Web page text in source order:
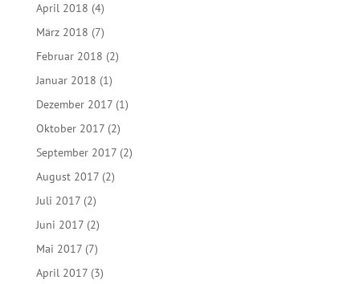
April 2018 (4)
März 2018 (7)
Februar 2018 (2)
Januar 2018 (1)
Dezember 2017(1)
Oktober 2017(2)
September 2017(2)
August 2017(2)
Juli 2017(2)
Juni 2017(2)
Mai 2017(7)
April 2017(3)